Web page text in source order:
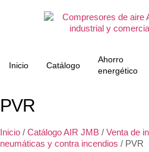
Inicio Catálogo
Ahorro
energético
PVR
Inicio / Catálogo AIR JMB / Venta de
neumáticas y contra incendios / PVR